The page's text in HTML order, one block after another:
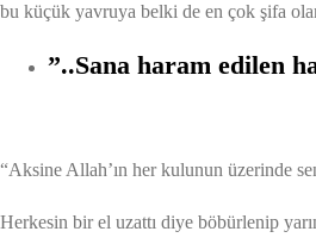
bu küçük yavruya belki de en çok şifa
”..Sana haram edilen
“Aksine Allah’ın her kulunun üzerinde
Herkesin bir el uzattı diye böbürlenip